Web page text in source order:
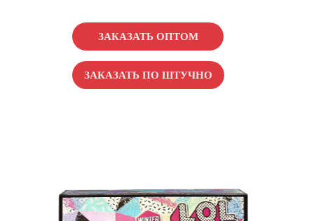
ЗАКАЗАТЬ ОПТОМ
ЗАКАЗАТЬ ПО ШТУЧНО